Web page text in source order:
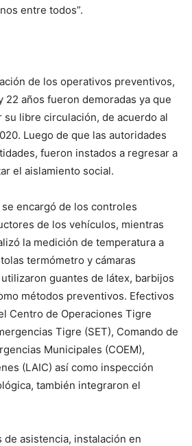
entre todos”.
de los operativos preventivos,
22 años fueron demoradas ya que
libre circulación, de acuerdo al
Luego de que las autoridades
fueron instados a regresar a
el aislamiento social.
encargó de los controles
de los vehículos, mientras
la medición de temperatura a
termómetro y cámaras
guantes de látex, barbijos
métodos preventivos. Efectivos
Centro de Operaciones Tigre
Tigre (SET), Comando de
Municipales (COEM),
(LAIC) así como inspección
también integraron el
de asistencia, instalación en